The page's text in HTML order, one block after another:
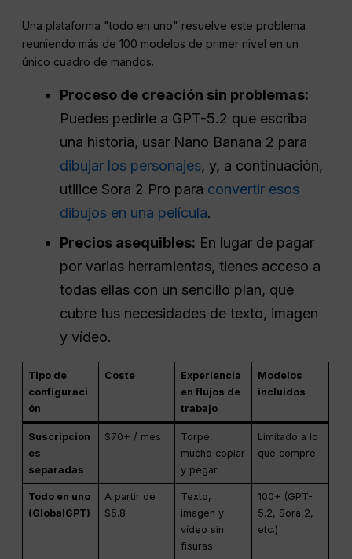
Una plataforma "todo en uno" resuelve este problema
reuniendo más de 100 modelos de primer nivel en un
único cuadro de mandos.
Proceso de creación sin problemas:
Puedes pedirle a GPT-5.2 que escriba
una historia, usar Nano Banana 2 para
dibujar los personajes, y, a continuación,
utilice Sora 2 Pro para convertir esos
dibujos en una película.
Precios asequibles: En lugar de pagar
por varias herramientas, tienes acceso a
todas ellas con un sencillo plan, que
cubre tus necesidades de texto, imagen
y vídeo.
Tipo de
configuraci
ón
Coste
Experiencia
en flujos de
trabajo
Modelos
incluidos
Suscripcion
es
separadas
$70+ / mes
Torpe,
mucho copiar
y pegar
Limitado a lo
que compre
Todo en uno
(GlobalGPT)
A partir de
$5.8
Texto,
imagen y
vídeo sin
fisuras
100+ (GPT-
5.2, Sora 2,
etc.)